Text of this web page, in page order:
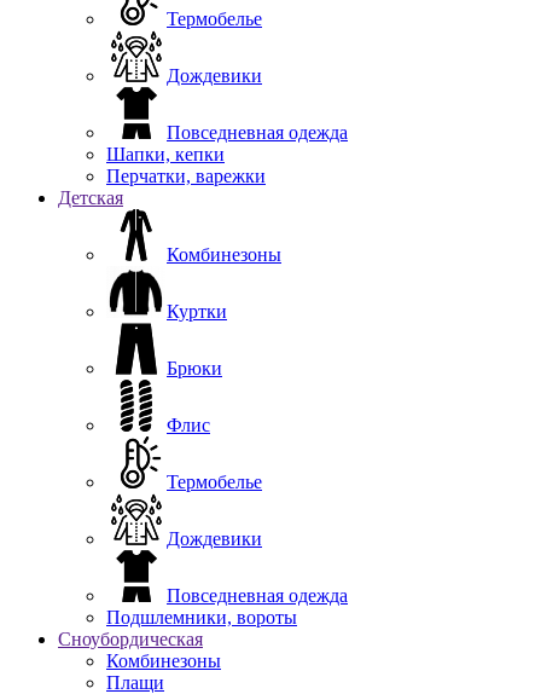
Термобелье
Дождевики
Повседневная одежда
Шапки, кепки
Перчатки, варежки
Детская
Комбинезоны
Куртки
Брюки
Флис
Термобелье
Дождевики
Повседневная одежда
Подшлемники, вороты
Сноубордическая
Комбинезоны
Плащи